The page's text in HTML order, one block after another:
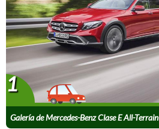
Galería de Mercedes-Benz Clase E All-Terrain
1